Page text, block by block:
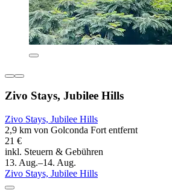
Zivo Stays, Jubilee Hills
Zivo Stays, Jubilee Hills
2,9 km von Golconda Fort entfernt
21 €
inkl. Steuern & Gebühren
13. Aug.–14. Aug.
Zivo Stays, Jubilee Hills